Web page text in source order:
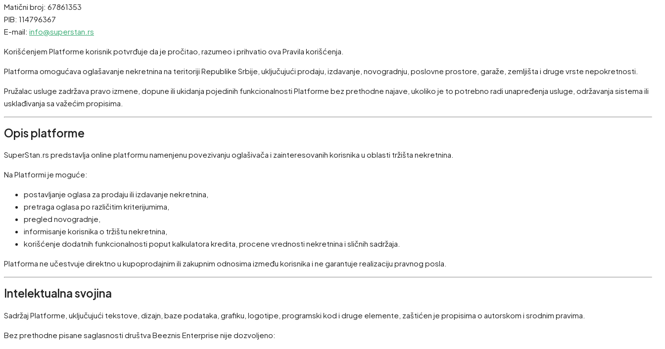
Matični broj: 67861353
PIB: 114796367
E-mail: info@superstan.rs
Korišćenjem Platforme korisnik potvrđuje da je pročitao, razumeo i prihvatio ova Pravila korišćenja.
Platforma omogućava oglašavanje nekretnina na teritoriji Republike Srbije, uključujući prodaju, izdavanje, novogradnju, poslovne prostore, garaže, zemljišta i druge vrste nepokretnosti.
Pružalac usluge zadržava pravo izmene, dopune ili ukidanja pojedinih funkcionalnosti Platforme bez prethodne najave, ukoliko je to potrebno radi unapređenja usluge, održavanja sistema ili
usklađivanja sa važećim propisima.
Opis platforme
SuperStan.rs predstavlja online platformu namenjenu povezivanju oglašivača i zainteresovanih korisnika u oblasti tržišta nekretnina.
Na Platformi je moguće:
postavljanje oglasa za prodaju ili izdavanje nekretnina,
pretraga oglasa po različitim kriterijumima,
pregled novogradnje,
informisanje korisnika o tržištu nekretnina,
korišćenje dodatnih funkcionalnosti poput kalkulatora kredita, procene vrednosti nekretnina i sličnih sadržaja.
Platforma ne učestvuje direktno u kupoprodajnim ili zakupnim odnosima između korisnika i ne garantuje realizaciju pravnog posla.
Intelektualna svojina
Sadržaj Platforme, uključujući tekstove, dizajn, baze podataka, grafiku, logotipe, programski kod i druge elemente, zaštićen je propisima o autorskom i srodnim pravima.
Bez prethodne pisane saglasnosti društva Beeznis Enterprise nije dozvoljeno: